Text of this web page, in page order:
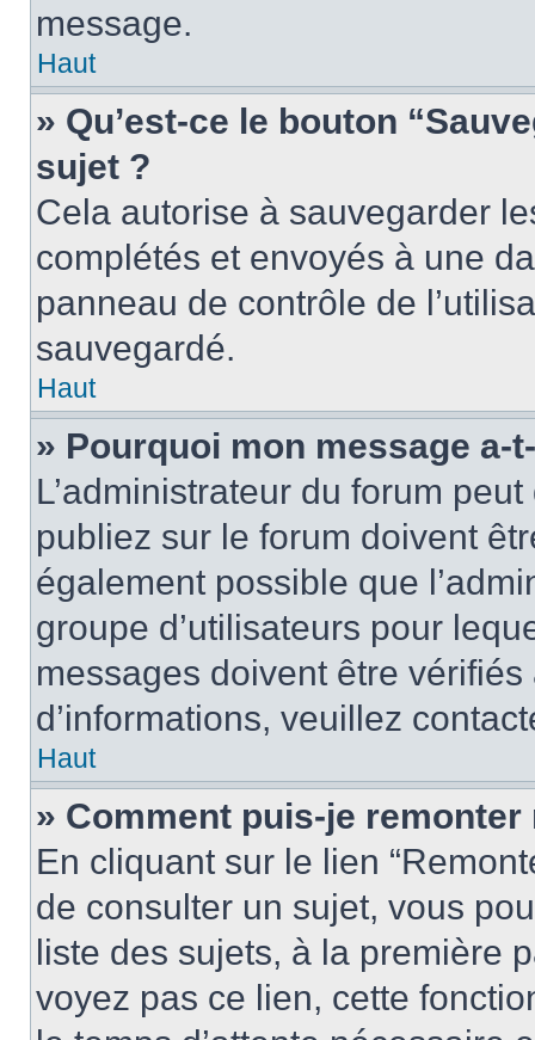
message.
Haut
» Qu’est-ce le bouton
sujet ?
Cela autorise à sauvegarder
complétés et envoyés à une
panneau de contrôle de
sauvegardé.
Haut
» Pourquoi mon message a-
L’administrateur du forum
publiez sur le forum doivent
également possible que
groupe d’utilisateurs pour
messages doivent être
d’informations, veuillez
Haut
» Comment puis-je
En cliquant sur le lien
de consulter un sujet, vous
liste des sujets, à la première
voyez pas ce lien, cette